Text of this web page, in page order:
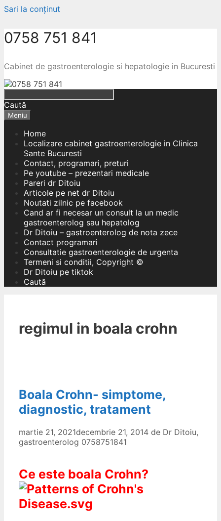
Sari la conținut
0758 751 841
Cabinet de gastroenterologie si hepatologie in Bucuresti
Caută
Meniu
Home
Localizare cabinet gastroenterologie in Clinica
Sante Bucuresti
Contact, programari, preturi
Pe youtube – prezentari medicale
Pareri dr Ditoiu
Articole pe net dr Ditoiu
Noutati zilnic pe facebook
Cand ar fi necesar un consult la un medic
gastroenterolog sau hepatolog
Dr Ditoiu – gastroenterolog de nota zece
Contact programari
Consultatie gastroenterologie de urgenta
Termeni si conditii, Copyright ©
Dr Ditoiu pe tiktok
Caută
regimul in boala crohn
Boala Crohn- simptome,
diagnostic, tratament
martie 21, 2021decembrie 21, 2014 de Dr Ditoiu,
gastroenterolog 0758751841
Ce este boala Crohn?